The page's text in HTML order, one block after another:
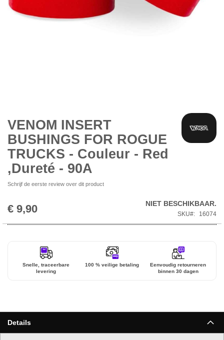
begin
van
de
afbeeldingen-
gallerij
VENOM INSERT
BUSHINGS FOR ROGUE
TRUCKS - Couleur - Red
,Dureté - 90A
Schrijf de eerste review over dit product
€ 9,90 NIET BESCHIKBAAR.
SKU 16074
Snelle, traceerbare
levering
100 % veilige betaling
Eenvoudig retourneren
binnen 30 dagen
Details